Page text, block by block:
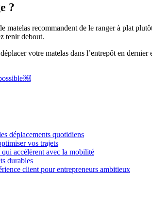
?
matelas recommandent de le ranger à plat
tenir debout.
votre matelas dans l’entrepôt en dernier
déplacements quotidiens
vos trajets
qui accélèrent avec la mobilité
durables
client pour entrepreneurs ambitieux